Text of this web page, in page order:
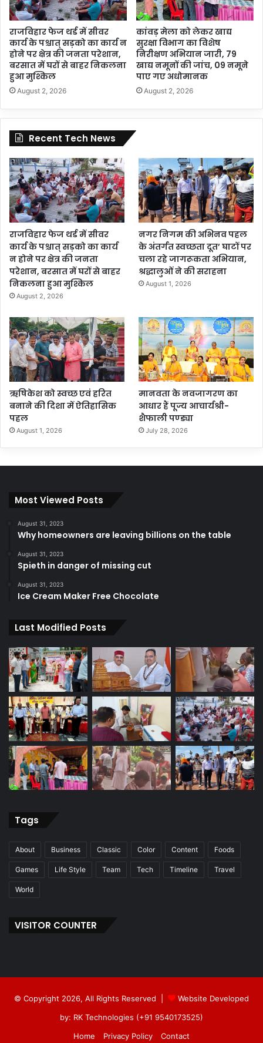
राजविहार फेज थर्ड में सीवर
कार्य के पश्चात् सड़को का कार्य न
होने पर क्षेत्र की जनता परेशान,
बरसात में घरों से बाहर निकलना
हुआ मुश्किल
August 2, 2026
कांवड़ मेला को लेकर खाद्य
सुरक्षा विभाग का विशेष
निरीक्षण अभियान जारी, 79
खाद्य नमूनों की जांच, 09 नमूने
पाए गए अधोमानक
August 2, 2026
Recent Tech News
राजविहार फेज थर्ड में सीवर
कार्य के पश्चात् सड़को का कार्य
न होने पर क्षेत्र की जनता
परेशान, बरसात में घरों से बाहर
निकलना हुआ मुश्किल
August 2, 2026
नगर निगम की अभिनव पहल
के अंतर्गत स्वच्छता दूत’ घाटों पर
चला रहे जागरूकता अभियान,
श्रद्धालुओं ने की सराहना
August 1, 2026
ऋषिकेश को स्वच्छ एवं हरित
बनाने की दिशा में ऐतिहासिक
पहल
August 1, 2026
मानवता के नवजागरण का
आधार हैं पूज्य आचार्यश्री-
शैफाली पण्ड्या
July 28, 2026
Most Viewed Posts
August 31, 2023
Why homeowners are leaving billions on the table
August 31, 2023
Spieth in danger of missing cut
August 31, 2023
Ice Cream Maker Free Chocolate
Last Modified Posts
Tags
About Business Classic Color Content Foods
Games Life Style Team Tech Timeline Travel
World
VISITOR COUNTER
© Copyright 2026, All Rights Reserved |
Website Developed
by: RK Technologies (+91 9540173525)
Home
Privacy Policy Contact